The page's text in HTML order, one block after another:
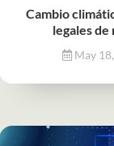
Cambio
legales de
May